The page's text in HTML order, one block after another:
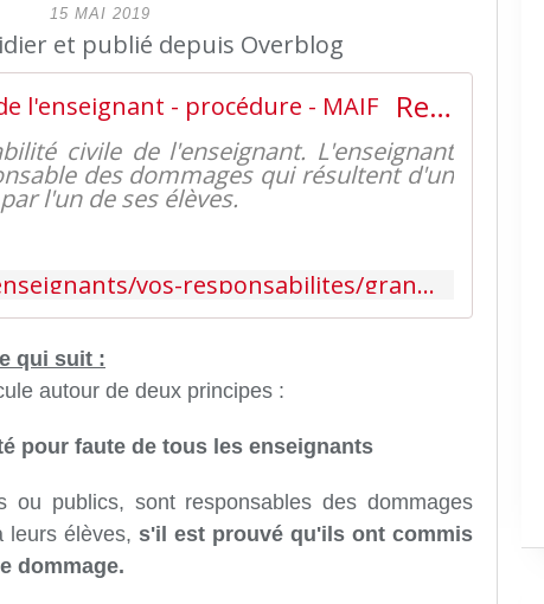
15 MAI 2019
et publié depuis Overblog
Responsabilité civile de l'enseignant - procédure - MAIF
civile de l'enseignant. L'enseignant
des dommages qui résultent d'un
l'un de ses élèves.
https://www.maif.fr/enseignants/vos-responsabilites/grands-principes/responsabilites-civile-enseignant-1.html
qui suit :
autour de deux principes :
pour faute de tous les enseignants
ou publics, sont responsables des dommages
leurs élèves, s'il est prouvé qu'ils ont commis
dommage.